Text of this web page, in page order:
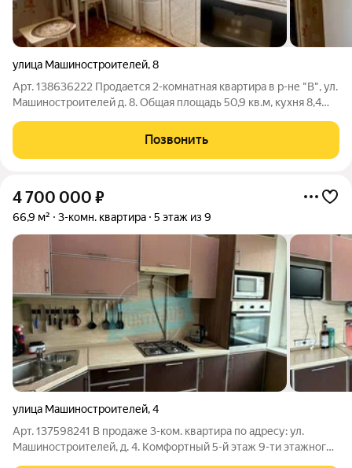
улица Машиностроителей,8
Арт. 138636222 Продается 2-комнатная квартира в р-не "В", ул.
Машиностроителей д. 8. Общая площадь 50,9 кв.м, кухня 8,4
планировка, комнаты изолированы и выходят на разные
стороны дома, санузел
Позвонить
4 700 000 ₽
66,9 м² 3-комн. квартира 5 этаж из 9
улица Машиностроителей,4
Арт. 137598241 В продаже 3-ком. квартира по адресу: ул.
Машиностроителей, д. 4. Комфортный 5-й этаж 9-ти этажного